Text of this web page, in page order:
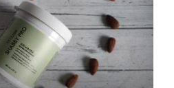
происходит.При
упаковывает...